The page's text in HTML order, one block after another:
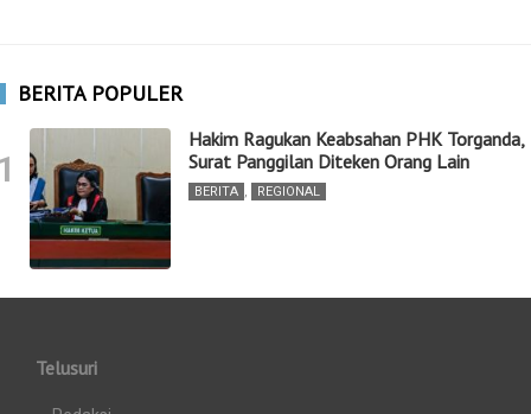
BERITA POPULER
Hakim Ragukan Keabsahan PHK Torganda,
Surat Panggilan Diteken Orang Lain
BERITA , REGIONAL
Telusuri